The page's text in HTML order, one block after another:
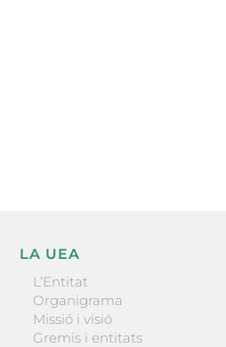
LA UEA
L’Entitat
Organigrama
Missió i visió
Gremis i entitats